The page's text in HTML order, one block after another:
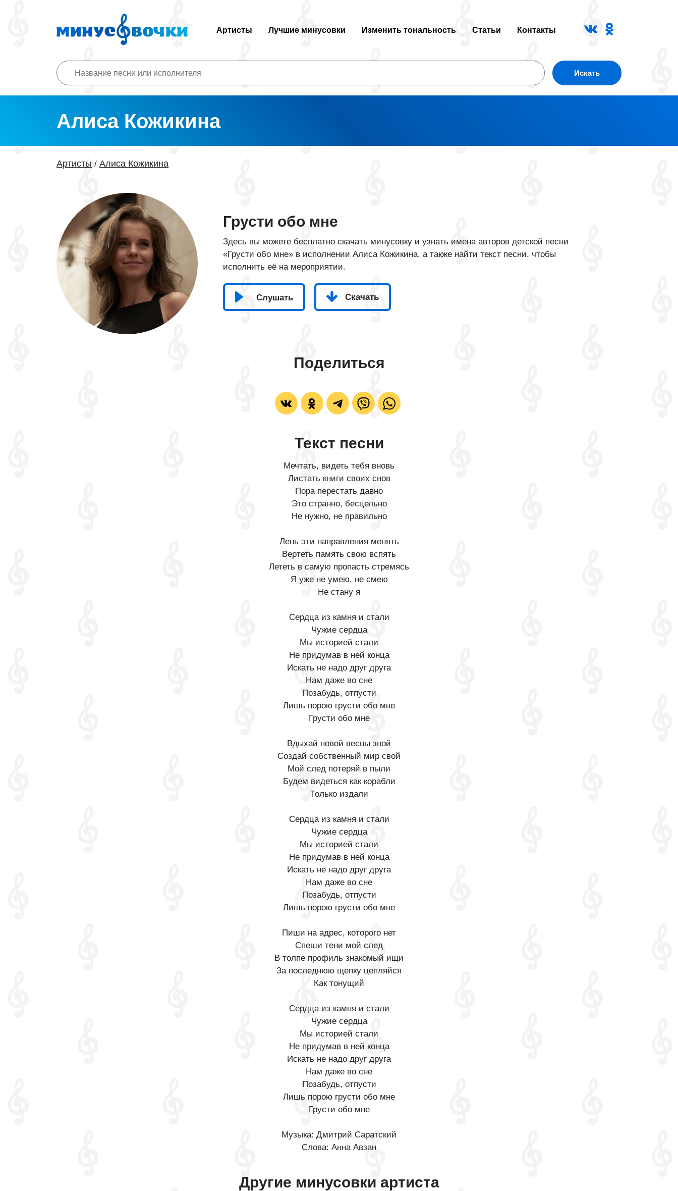
Артисты Лучшие минусовки Изменить тональность Статьи Контакты
Искать
Алиса Кожикина
Артисты / Алиса Кожикина
Грусти обо мне
Здесь вы можете бесплатно скачать минусовку и узнать имена авторов детской песни
«Грусти обо мне» в исполнении Алиса Кожикина, а также найти текст песни, чтобы
исполнить её на мероприятии.
Слушать Скачать
Поделиться
Текст песни
Мечтать, видеть тебя вновь
Листать книги своих снов
Пора перестать давно
Это странно, бесцельно
Не нужно, не правильно
Лень эти направления менять
Вертеть память свою вспять
Лететь в самую пропасть стремясь
Я уже не умею, не смею
Не стану я
Сердца из камня и стали
Чужие сердца
Мы историей стали
Не придумав в ней конца
Искать не надо друг друга
Нам даже во сне
Позабудь, отпусти
Лишь порою грусти обо мне
Грусти обо мне
Вдыхай новой весны зной
Создай собственный мир свой
Мой след потеряй в пыли
Будем видеться как корабли
Только издали
Сердца из камня и стали
Чужие сердца
Мы историей стали
Не придумав в ней конца
Искать не надо друг друга
Нам даже во сне
Позабудь, отпусти
Лишь порою грусти обо мне
Пиши на адрес, которого нет
Спеши тени мой след
В толпе профиль знакомый ищи
За последнюю щепку цепляйся
Как тонущий
Сердца из камня и стали
Чужие сердца
Мы историей стали
Не придумав в ней конца
Искать не надо друг друга
Нам даже во сне
Позабудь, отпусти
Лишь порою грусти обо мне
Грусти обо мне
Музыка: Дмитрий Саратский
Слова: Анна Авзан
Другие минусовки артиста